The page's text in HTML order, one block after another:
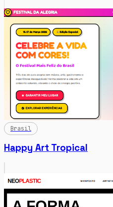
Brasil
Happy Art Tropical